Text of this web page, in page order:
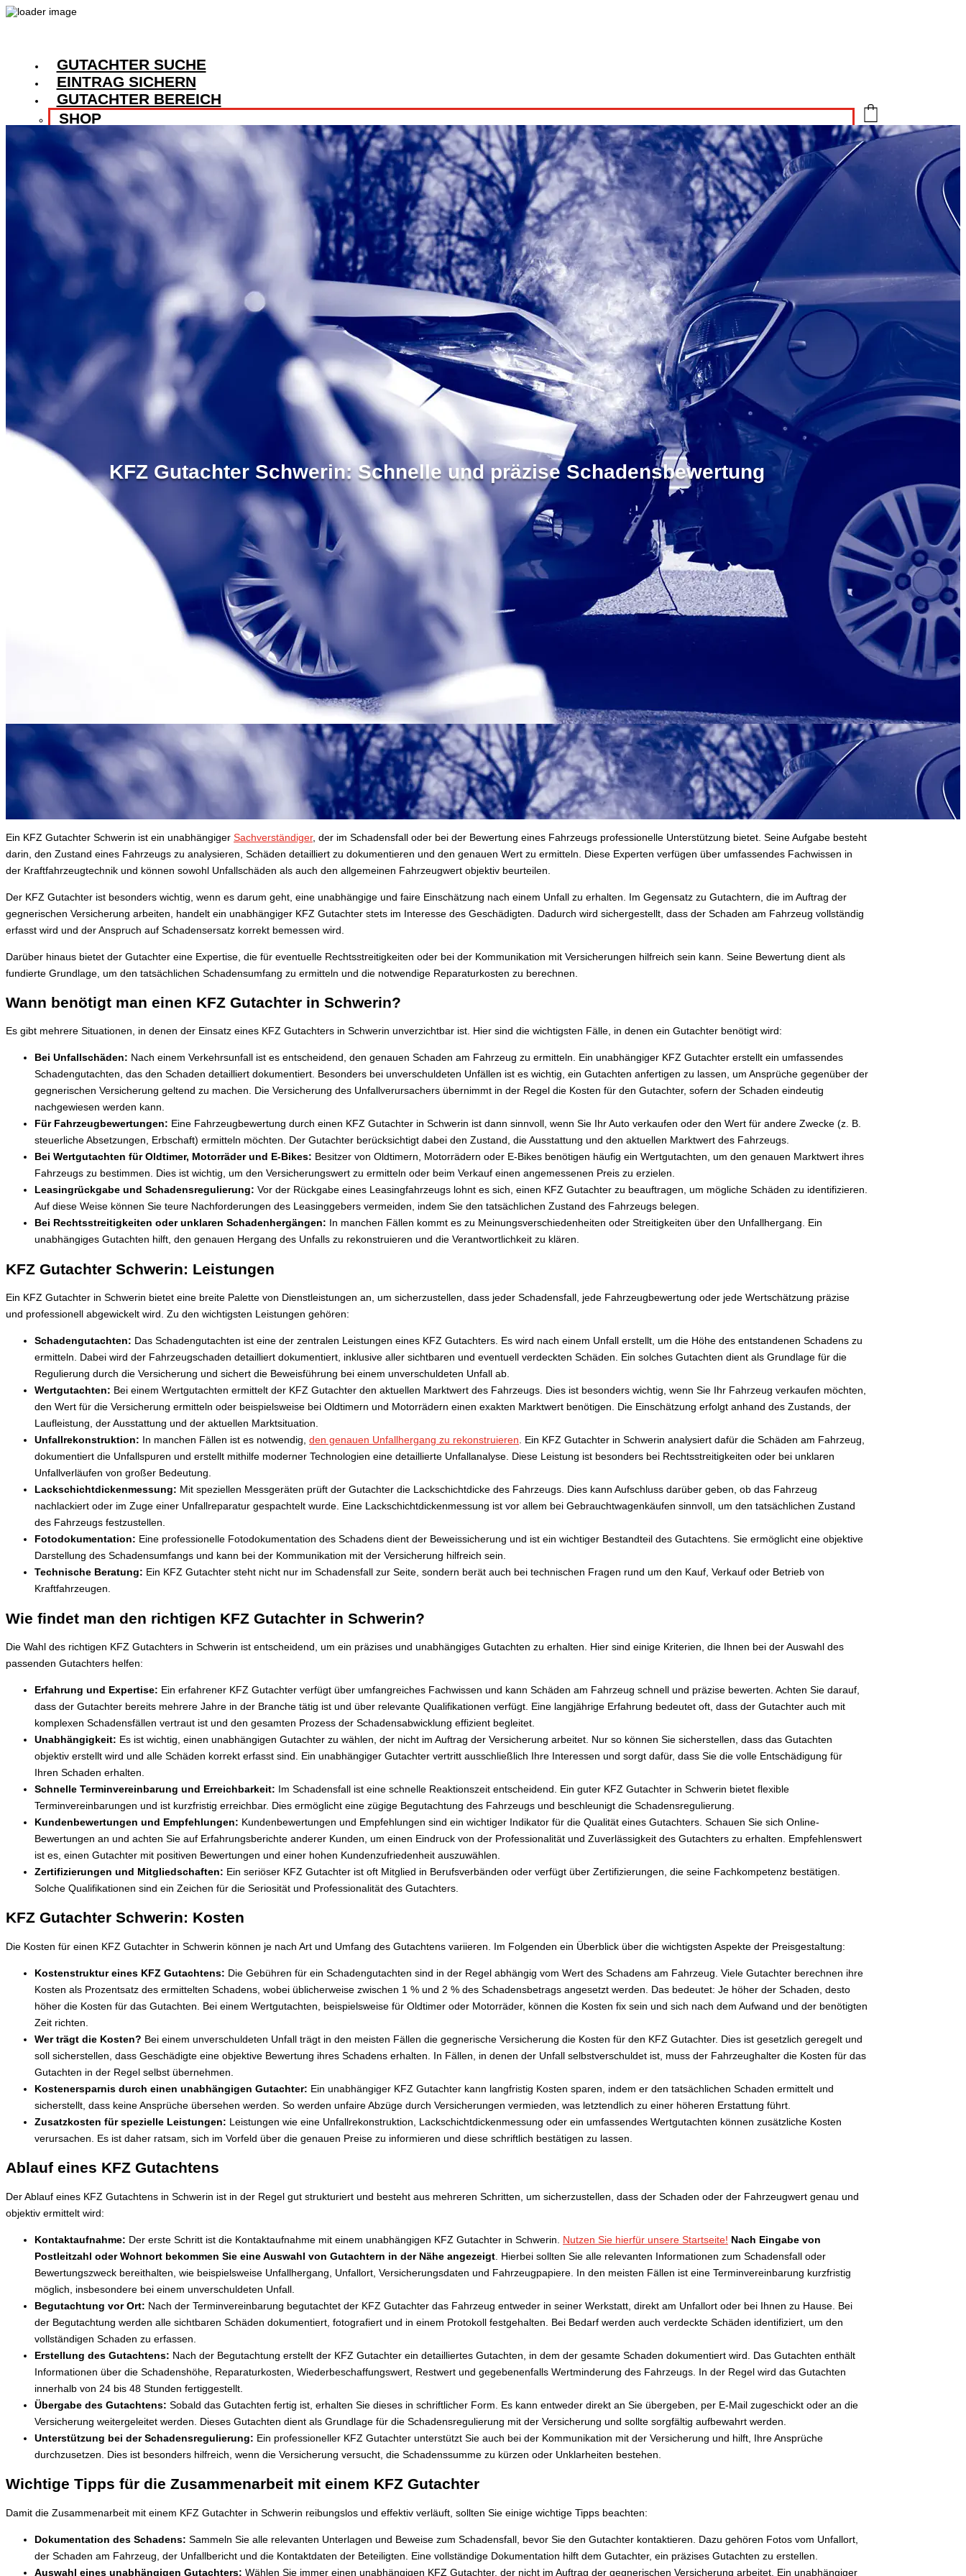
GUTACHTER SUCHE
EINTRAG SICHERN
GUTACHTER BEREICH
SHOP
VERTRAG WIDERRUFEN
ANMELDEN
MAGAZIN
KFZ Gutachter Schwerin: Schnelle und präzise Schadensbewertung
Ein KFZ Gutachter Schwerin ist ein unabhängiger Sachverständiger, der im Schadensfall oder bei der Bewertung eines Fahrzeugs professionelle Unterstützung bietet. Seine Aufgabe besteht
darin, den Zustand eines Fahrzeugs zu analysieren, Schäden detailliert zu dokumentieren und den genauen Wert zu ermitteln. Diese Experten verfügen über umfassendes Fachwissen in
der Kraftfahrzeugtechnik und können sowohl Unfallschäden als auch den allgemeinen Fahrzeugwert objektiv beurteilen.
Der KFZ Gutachter ist besonders wichtig, wenn es darum geht, eine unabhängige und faire Einschätzung nach einem Unfall zu erhalten. Im Gegensatz zu Gutachtern, die im Auftrag der
gegnerischen Versicherung arbeiten, handelt ein unabhängiger KFZ Gutachter stets im Interesse des Geschädigten. Dadurch wird sichergestellt, dass der Schaden am Fahrzeug vollständig
erfasst wird und der Anspruch auf Schadensersatz korrekt bemessen wird.
Darüber hinaus bietet der Gutachter eine Expertise, die für eventuelle Rechtsstreitigkeiten oder bei der Kommunikation mit Versicherungen hilfreich sein kann. Seine Bewertung dient als
fundierte Grundlage, um den tatsächlichen Schadensumfang zu ermitteln und die notwendige Reparaturkosten zu berechnen.
Wann benötigt man einen KFZ Gutachter in Schwerin?
Es gibt mehrere Situationen, in denen der Einsatz eines KFZ Gutachters in Schwerin unverzichtbar ist. Hier sind die wichtigsten Fälle, in denen ein Gutachter benötigt wird:
Bei Unfallschäden: Nach einem Verkehrsunfall ist es entscheidend, den genauen Schaden am Fahrzeug zu ermitteln. Ein unabhängiger KFZ Gutachter erstellt ein umfassendes
Schadengutachten, das den Schaden detailliert dokumentiert. Besonders bei unverschuldeten Unfällen ist es wichtig, ein Gutachten anfertigen zu lassen, um Ansprüche gegenüber der
gegnerischen Versicherung geltend zu machen. Die Versicherung des Unfallverursachers übernimmt in der Regel die Kosten für den Gutachter, sofern der Schaden eindeutig
nachgewiesen werden kann.
Für Fahrzeugbewertungen: Eine Fahrzeugbewertung durch einen KFZ Gutachter in Schwerin ist dann sinnvoll, wenn Sie Ihr Auto verkaufen oder den Wert für andere Zwecke (z. B.
steuerliche Absetzungen, Erbschaft) ermitteln möchten. Der Gutachter berücksichtigt dabei den Zustand, die Ausstattung und den aktuellen Marktwert des Fahrzeugs.
Bei Wertgutachten für Oldtimer, Motorräder und E-Bikes: Besitzer von Oldtimern, Motorrädern oder E-Bikes benötigen häufig ein Wertgutachten, um den genauen Marktwert ihres
Fahrzeugs zu bestimmen. Dies ist wichtig, um den Versicherungswert zu ermitteln oder beim Verkauf einen angemessenen Preis zu erzielen.
Leasingrückgabe und Schadensregulierung: Vor der Rückgabe eines Leasingfahrzeugs lohnt es sich, einen KFZ Gutachter zu beauftragen, um mögliche Schäden zu identifizieren.
Auf diese Weise können Sie teure Nachforderungen des Leasinggebers vermeiden, indem Sie den tatsächlichen Zustand des Fahrzeugs belegen.
Bei Rechtsstreitigkeiten oder unklaren Schadenhergängen: In manchen Fällen kommt es zu Meinungsverschiedenheiten oder Streitigkeiten über den Unfallhergang. Ein
unabhängiges Gutachten hilft, den genauen Hergang des Unfalls zu rekonstruieren und die Verantwortlichkeit zu klären.
KFZ Gutachter Schwerin: Leistungen
Ein KFZ Gutachter in Schwerin bietet eine breite Palette von Dienstleistungen an, um sicherzustellen, dass jeder Schadensfall, jede Fahrzeugbewertung oder jede Wertschätzung präzise
und professionell abgewickelt wird. Zu den wichtigsten Leistungen gehören:
Schadengutachten: Das Schadengutachten ist eine der zentralen Leistungen eines KFZ Gutachters. Es wird nach einem Unfall erstellt, um die Höhe des entstandenen Schadens zu
ermitteln. Dabei wird der Fahrzeugschaden detailliert dokumentiert, inklusive aller sichtbaren und eventuell verdeckten Schäden. Ein solches Gutachten dient als Grundlage für die
Regulierung durch die Versicherung und sichert die Beweisführung bei einem unverschuldeten Unfall ab.
Wertgutachten: Bei einem Wertgutachten ermittelt der KFZ Gutachter den aktuellen Marktwert des Fahrzeugs. Dies ist besonders wichtig, wenn Sie Ihr Fahrzeug verkaufen möchten,
den Wert für die Versicherung ermitteln oder beispielsweise bei Oldtimern und Motorrädern einen exakten Marktwert benötigen. Die Einschätzung erfolgt anhand des Zustands, der
Laufleistung, der Ausstattung und der aktuellen Marktsituation.
Unfallrekonstruktion: In manchen Fällen ist es notwendig, den genauen Unfallhergang zu rekonstruieren . Ein KFZ Gutachter in Schwerin analysiert dafür die Schäden am Fahrzeug,
dokumentiert die Unfallspuren und erstellt mithilfe moderner Technologien eine detaillierte Unfallanalyse. Diese Leistung ist besonders bei Rechtsstreitigkeiten oder bei unklaren
Unfallverläufen von großer Bedeutung.
Lackschichtdickenmessung: Mit speziellen Messgeräten prüft der Gutachter die Lackschichtdicke des Fahrzeugs. Dies kann Aufschluss darüber geben, ob das Fahrzeug
nachlackiert oder im Zuge einer Unfallreparatur gespachtelt wurde. Eine Lackschichtdickenmessung ist vor allem bei Gebrauchtwagenkäufen sinnvoll, um den tatsächlichen Zustand
des Fahrzeugs festzustellen.
Fotodokumentation: Eine professionelle Fotodokumentation des Schadens dient der Beweissicherung und ist ein wichtiger Bestandteil des Gutachtens. Sie ermöglicht eine objektive
Darstellung des Schadensumfangs und kann bei der Kommunikation mit der Versicherung hilfreich sein.
Technische Beratung: Ein KFZ Gutachter steht nicht nur im Schadensfall zur Seite, sondern berät auch bei technischen Fragen rund um den Kauf, Verkauf oder Betrieb von
Kraftfahrzeugen.
Wie findet man den richtigen KFZ Gutachter in Schwerin?
Die Wahl des richtigen KFZ Gutachters in Schwerin ist entscheidend, um ein präzises und unabhängiges Gutachten zu erhalten. Hier sind einige Kriterien, die Ihnen bei der Auswahl des
passenden Gutachters helfen:
Erfahrung und Expertise: Ein erfahrener KFZ Gutachter verfügt über umfangreiches Fachwissen und kann Schäden am Fahrzeug schnell und präzise bewerten. Achten Sie darauf,
dass der Gutachter bereits mehrere Jahre in der Branche tätig ist und über relevante Qualifikationen verfügt. Eine langjährige Erfahrung bedeutet oft, dass der Gutachter auch mit
komplexen Schadensfällen vertraut ist und den gesamten Prozess der Schadensabwicklung effizient begleitet.
Unabhängigkeit: Es ist wichtig, einen unabhängigen Gutachter zu wählen, der nicht im Auftrag der Versicherung arbeitet. Nur so können Sie sicherstellen, dass das Gutachten
objektiv erstellt wird und alle Schäden korrekt erfasst sind. Ein unabhängiger Gutachter vertritt ausschließlich Ihre Interessen und sorgt dafür, dass Sie die volle Entschädigung für
Ihren Schaden erhalten.
Schnelle Terminvereinbarung und Erreichbarkeit: Im Schadensfall ist eine schnelle Reaktionszeit entscheidend. Ein guter KFZ Gutachter in Schwerin bietet flexible
Terminvereinbarungen und ist kurzfristig erreichbar. Dies ermöglicht eine zügige Begutachtung des Fahrzeugs und beschleunigt die Schadensregulierung.
Kundenbewertungen und Empfehlungen: Kundenbewertungen und Empfehlungen sind ein wichtiger Indikator für die Qualität eines Gutachters. Schauen Sie sich Online-
Bewertungen an und achten Sie auf Erfahrungsberichte anderer Kunden, um einen Eindruck von der Professionalität und Zuverlässigkeit des Gutachters zu erhalten. Empfehlenswert
ist es, einen Gutachter mit positiven Bewertungen und einer hohen Kundenzufriedenheit auszuwählen.
Zertifizierungen und Mitgliedschaften: Ein seriöser KFZ Gutachter ist oft Mitglied in Berufsverbänden oder verfügt über Zertifizierungen, die seine Fachkompetenz bestätigen.
Solche Qualifikationen sind ein Zeichen für die Seriosität und Professionalität des Gutachters.
KFZ Gutachter Schwerin: Kosten
Die Kosten für einen KFZ Gutachter in Schwerin können je nach Art und Umfang des Gutachtens variieren. Im Folgenden ein Überblick über die wichtigsten Aspekte der Preisgestaltung:
Kostenstruktur eines KFZ Gutachtens: Die Gebühren für ein Schadengutachten sind in der Regel abhängig vom Wert des Schadens am Fahrzeug. Viele Gutachter berechnen ihre
Kosten als Prozentsatz des ermittelten Schadens, wobei üblicherweise zwischen 1 % und 2 % des Schadensbetrags angesetzt werden. Das bedeutet: Je höher der Schaden, desto
höher die Kosten für das Gutachten. Bei einem Wertgutachten, beispielsweise für Oldtimer oder Motorräder, können die Kosten fix sein und sich nach dem Aufwand und der benötigten
Zeit richten.
Wer trägt die Kosten? Bei einem unverschuldeten Unfall trägt in den meisten Fällen die gegnerische Versicherung die Kosten für den KFZ Gutachter. Dies ist gesetzlich geregelt und
soll sicherstellen, dass Geschädigte eine objektive Bewertung ihres Schadens erhalten. In Fällen, in denen der Unfall selbstverschuldet ist, muss der Fahrzeughalter die Kosten für das
Gutachten in der Regel selbst übernehmen.
Kostenersparnis durch einen unabhängigen Gutachter: Ein unabhängiger KFZ Gutachter kann langfristig Kosten sparen, indem er den tatsächlichen Schaden ermittelt und
sicherstellt, dass keine Ansprüche übersehen werden. So werden unfaire Abzüge durch Versicherungen vermieden, was letztendlich zu einer höheren Erstattung führt.
Zusatzkosten für spezielle Leistungen: Leistungen wie eine Unfallrekonstruktion, Lackschichtdickenmessung oder ein umfassendes Wertgutachten können zusätzliche Kosten
verursachen. Es ist daher ratsam, sich im Vorfeld über die genauen Preise zu informieren und diese schriftlich bestätigen zu lassen.
Ablauf eines KFZ Gutachtens
Der Ablauf eines KFZ Gutachtens in Schwerin ist in der Regel gut strukturiert und besteht aus mehreren Schritten, um sicherzustellen, dass der Schaden oder der Fahrzeugwert genau und
objektiv ermittelt wird:
Kontaktaufnahme: Der erste Schritt ist die Kontaktaufnahme mit einem unabhängigen KFZ Gutachter in Schwerin. Nutzen Sie hierfür unsere Startseite! Nach Eingabe von
Postleitzahl oder Wohnort bekommen Sie eine Auswahl von Gutachtern in der Nähe angezeigt . Hierbei sollten Sie alle relevanten Informationen zum Schadensfall oder
Bewertungszweck bereithalten, wie beispielsweise Unfallhergang, Unfallort, Versicherungsdaten und Fahrzeugpapiere. In den meisten Fällen ist eine Terminvereinbarung kurzfristig
möglich, insbesondere bei einem unverschuldeten Unfall.
Begutachtung vor Ort: Nach der Terminvereinbarung begutachtet der KFZ Gutachter das Fahrzeug entweder in seiner Werkstatt, direkt am Unfallort oder bei Ihnen zu Hause. Bei
der Begutachtung werden alle sichtbaren Schäden dokumentiert, fotografiert und in einem Protokoll festgehalten. Bei Bedarf werden auch verdeckte Schäden identifiziert, um den
vollständigen Schaden zu erfassen.
Erstellung des Gutachtens: Nach der Begutachtung erstellt der KFZ Gutachter ein detailliertes Gutachten, in dem der gesamte Schaden dokumentiert wird. Das Gutachten enthält
Informationen über die Schadenshöhe, Reparaturkosten, Wiederbeschaffungswert, Restwert und gegebenenfalls Wertminderung des Fahrzeugs. In der Regel wird das Gutachten
innerhalb von 24 bis 48 Stunden fertiggestellt.
Übergabe des Gutachtens: Sobald das Gutachten fertig ist, erhalten Sie dieses in schriftlicher Form. Es kann entweder direkt an Sie übergeben, per E-Mail zugeschickt oder an die
Versicherung weitergeleitet werden. Dieses Gutachten dient als Grundlage für die Schadensregulierung mit der Versicherung und sollte sorgfältig aufbewahrt werden.
Unterstützung bei der Schadensregulierung: Ein professioneller KFZ Gutachter unterstützt Sie auch bei der Kommunikation mit der Versicherung und hilft, Ihre Ansprüche
durchzusetzen. Dies ist besonders hilfreich, wenn die Versicherung versucht, die Schadenssumme zu kürzen oder Unklarheiten bestehen.
Wichtige Tipps für die Zusammenarbeit mit einem KFZ Gutachter
Damit die Zusammenarbeit mit einem KFZ Gutachter in Schwerin reibungslos und effektiv verläuft, sollten Sie einige wichtige Tipps beachten:
Dokumentation des Schadens: Sammeln Sie alle relevanten Unterlagen und Beweise zum Schadensfall, bevor Sie den Gutachter kontaktieren. Dazu gehören Fotos vom Unfallort,
der Schaden am Fahrzeug, der Unfallbericht und die Kontaktdaten der Beteiligten. Eine vollständige Dokumentation hilft dem Gutachter, ein präzises Gutachten zu erstellen.
Auswahl eines unabhängigen Gutachters: Wählen Sie immer einen unabhängigen KFZ Gutachter, der nicht im Auftrag der gegnerischen Versicherung arbeitet. Ein unabhängiger